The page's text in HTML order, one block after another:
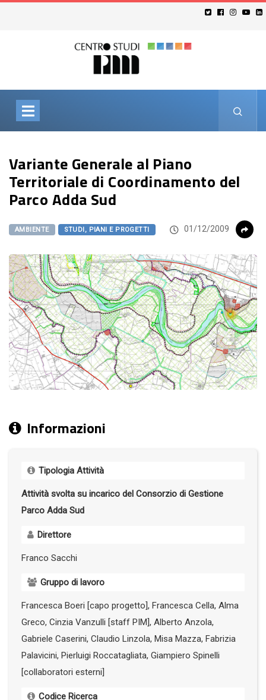
Variante Generale al Piano
Territoriale di Coordinamento del
Parco Adda Sud
AMBIENTE STUDI, PIANI E PROGETTI 01/12/2009
Informazioni
Tipologia Attività
Attività svolta su incarico del Consorzio di Gestione
Parco Adda Sud
Direttore
Franco Sacchi
Gruppo di lavoro
Francesca Boeri [capo progetto], Francesca Cella, Alma
Greco, Cinzia Vanzulli [staff PIM], Alberto Anzola,
Gabriele Caserini, Claudio Linzola, Misa Mazza, Fabrizia
Palavicini, Pierluigi Roccatagliata, Giampiero Spinelli
[collaboratori esterni]
Codice Ricerca